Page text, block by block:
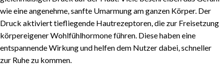
wie eine angenehme, sanfte Umarmung am ganzen Körper. Der
Druck aktiviert tiefliegende Hautrezeptoren, die zur Freisetzung
körpereigener Wohlfühlhormone führen. Diese haben eine
entspannende Wirkung und helfen dem Nutzer dabei, schneller
zur Ruhe zu kommen.